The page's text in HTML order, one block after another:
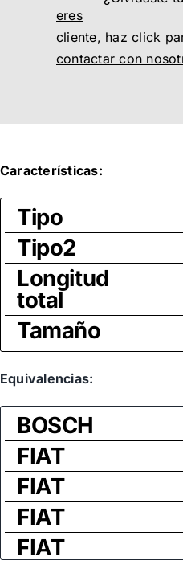
eres
cliente, haz click
contactar con
Características:
Tipo
Tipo2
Longitud
total
Tamaño
rosca
Medida
de rosca
(rótula
axial)
Equivalencias:
BOSCH
FIAT
FIAT
FIAT
FIAT